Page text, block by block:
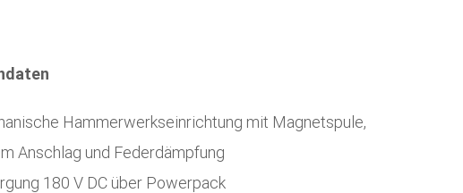
Hammerwerkseinrichtung mit Magnetspule,
Anschlag und Federdämpfung
180 V DC über Powerpack